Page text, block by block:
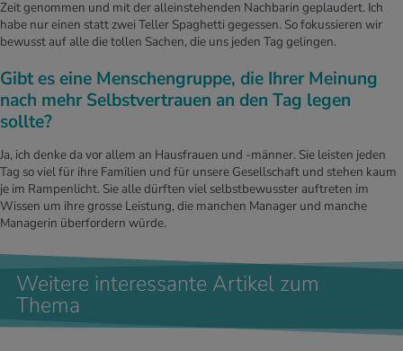
Zeit genommen und mit der alleinstehenden Nachbarin geplaudert. Ich
habe nur einen statt zwei Teller Spaghetti gegessen. So fokussieren wir
bewusst auf alle die tollen Sachen, die uns jeden Tag gelingen.
Gibt es eine Menschengruppe, die Ihrer Meinung
nach mehr Selbstvertrauen an den Tag legen
sollte?
Ja, ich denke da vor allem an Hausfrauen und -männer. Sie leisten jeden
Tag so viel für ihre Familien und für unsere Gesellschaft und stehen kaum
je im Rampenlicht. Sie alle dürften viel selbstbewusster auftreten im
Wissen um ihre grosse Leistung, die manchen Manager und manche
Managerin überfordern würde.
Weitere interessante Artikel zum
Thema